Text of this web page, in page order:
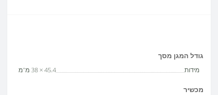
גודל המגן מסך
מידות 45.4 × 38 מ"מ
מכשיר